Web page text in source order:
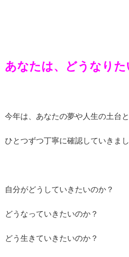
あなたは、どうなりた
今年は、あなたの夢や人生の土台と
ひとつずつ丁寧に確認していきまし
自分がどうしていきたいのか？
どうなっていきたいのか？
どう生きていきたいのか？